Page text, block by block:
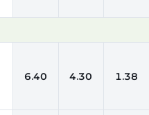
6.40 4.30 1.38